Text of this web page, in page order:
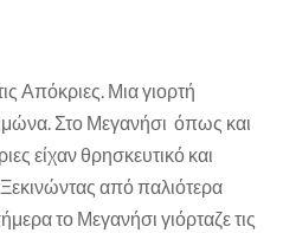
Απόκριες. Μια γιορτή
Στο Μεγανήσι όπως και
είχαν θρησκευτικό και
από παλιότερα
το Μεγανήσι γιόρταζε τις